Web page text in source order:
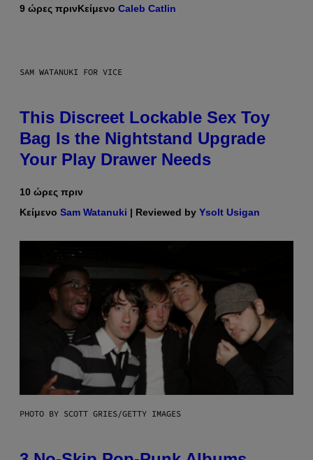
9 ώρες πρινΚείμενο Caleb Catlin
SAM WATANUKI FOR VICE
This Discreet Lockable Sex Toy
Bag Is the Nightstand Upgrade
Your Play Drawer Needs
10 ώρες πριν
Κείμενο Sam Watanuki | Reviewed by Ysolt Usigan
PHOTO BY SCOTT GRIES/GETTY IMAGES